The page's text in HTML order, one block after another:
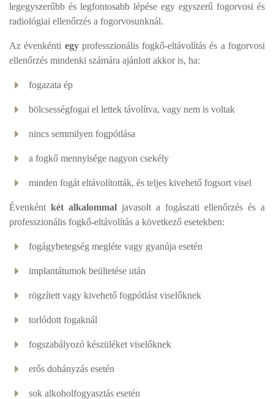
legegyszerűbb és legfontosabb lépése egy egyszerű fogorvosi és
radiológiai ellenőrzés a fogorvosunknál.
Az évenkénti egyprofesszionális fogkő-eltávolítás és a fogorvosi
ellenőrzés mindenki számára ajánlott akkor is, ha:
fogazata ép
bölcsességfogai el lettek távolítva, vagy nem is voltak
nincs semmilyen fogpótlása
a fogkő mennyisége nagyon csekély
minden fogát eltávolították, és teljes kivehető fogsort visel
Évenként két alkalommal javasolt a fogászati ellenőrzés és a
professzionális fogkő-eltávolítás a következő esetekben:
fogágybetegség megléte vagy gyanúja esetén
implantátumok beültetése után
rögzített vagy kivehető fogpótlást viselőknek
torlódott fogaknál
fogszabályozó készüléket viselőknek
erős dohányzás esetén
sok alkoholfogyasztás esetén